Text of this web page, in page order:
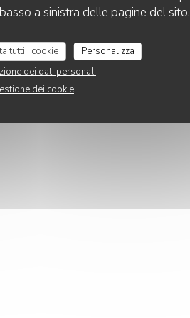
a sinistra delle pagine del sito.
tutti i cookie
Personalizza
dei dati personali
dei cookie